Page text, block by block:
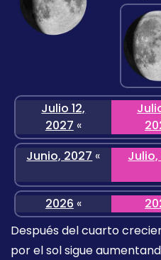
Julio 12,
2027 «
Junio, 2027 « Julio,
2026 «
Después del cuarto
por el sol sigue